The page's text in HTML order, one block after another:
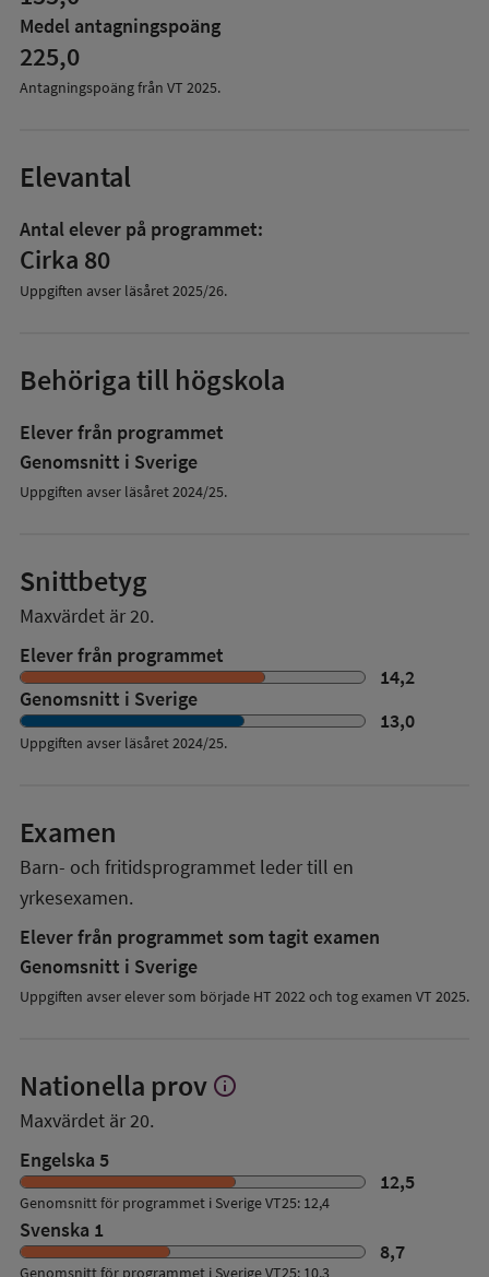
Medel antagningspoäng
225,0
Antagningspoäng från VT 2025.
Elevantal
Antal elever på programmet:
Cirka 80
Uppgiften avser läsåret2025/26.
Behöriga till högskola
Elever från programmet
Genomsnitt i Sverige
Uppgiften avser läsåret 2024/25.
Snittbetyg
Maxvärdet är 20.
Elever från programmet
14,2
Genomsnitt i Sverige
13,0
Uppgiften avser läsåret2024/25.
Examen
Barn- och fritidsprogrammet leder till en
yrkesexamen.
Elever från programmet som tagit examen
Genomsnitt i Sverige
Uppgiften avser elever som började HT 2022 och tog examen VT 2025.
Nationella prov Visa
prov
info
Maxvärdet är 20.
Engelska 5
12,5
Genomsnitt för programmet i Sverige VT25: 12,4
Svenska 1
8,7
Genomsnitt för programmet i Sverige VT25: 10,3